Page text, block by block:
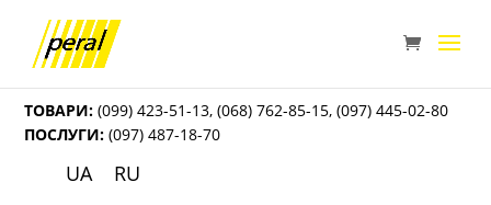
ТОВАРИ: (099) 423-51-13,(068) 762-85-15,(097) 445-02-80
ПОСЛУГИ: (097) 487-18-70
UA RU